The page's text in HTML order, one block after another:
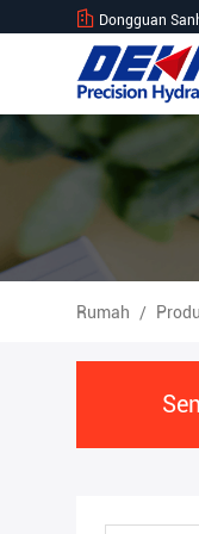
Dongguan
Rumah /